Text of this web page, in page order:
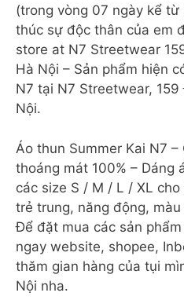
(trong vòng 07 ngày kể từ
thúc sự độc thân của em
store at N7 Streetwear
Hà Nội – Sản phẩm hiện
N7 tại N7 Streetwear,
Nội.
Áo thun Summer Kai N7
thoáng mát 100% – Dáng
các size S / M / L / XL
trẻ trung, năng động,
Để đặt mua các sản
ngay website, shopee,
thăm gian hàng của tụi
Nội nha.